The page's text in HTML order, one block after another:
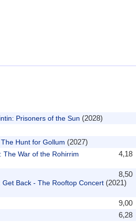
Prisoners of the Sun (2028)
Hunt for Gollum (2027)
4,18
The War of the Rohirrim
8,50
Back - The Rooftop Concert(2021)
9,00
6,28